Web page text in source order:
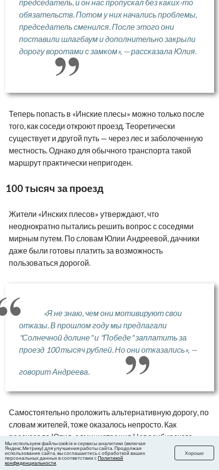
председатель, и он нас пропускал без каких-то
обязательств. Потом у них начались проблемы,
председатель сменился. После этого они
поставили шлагбаум и дополнительно закрыли
дорогу воротами с замком», — рассказала Юлия.
Теперь попасть в «Инские плесы» можно только после
того, как соседи откроют проезд. Теоретически
существует и другой путь — через лес и заболоченную
местность. Однако для обычного транспорта такой
маршрут практически непригоден.
100 тысяч за проезд
Жители «Инских плесов» утверждают, что
неоднократно пытались решить вопрос с соседями
мирным путем. По словам Юлии Андреевой, дачники
даже были готовы платить за возможность
пользоваться дорогой.
«Я не знаю, чем они мотивируют свои
отказы. В прошлом году мы предлагали
"Солнечной долине" и "Победе" заплатить за
проезд 100 тысяч рублей. Но они отказались», —
говорит Андреева.
Самостоятельно проложить альтернативную дорогу, по
словам жителей, тоже оказалось непросто. Как
рассказала Юлия, администрация Новосибирского
района ранее сообщала о возможности обустройства
проезда через лес. Однако эта территория относится к
Мы используем файлы cookie и сервисы аналитики (включая
Яндекс.Метрику) для улучшения работы сайта. Продолжая
использование сайта, вы соглашаетесь с обработкой ваших
персональных данных в соответствии сПолитикой
конфиденциальности
Хорошо